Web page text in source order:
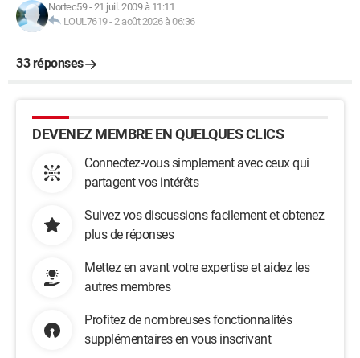
Nortec59-21 juil. 2009 à 11:11
LOUL7619-2 août 2026 à 06:36
33 réponses
DEVENEZ MEMBRE EN QUELQUES CLICS
Connectez-vous simplement avec ceux qui
partagent vos intérêts
Suivez vos discussions facilement et obtenez
plus de réponses
Mettez en avant votre expertise et aidez les
autres membres
Profitez de nombreuses fonctionnalités
supplémentaires en vous inscrivant